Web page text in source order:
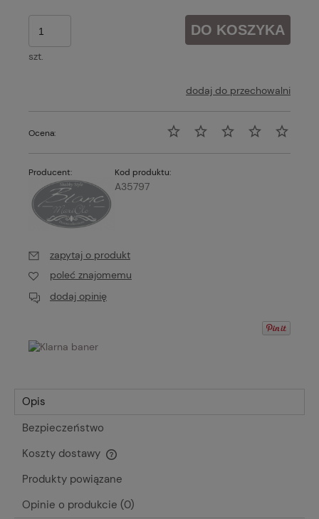
szt.
DO KOSZYKA
dodaj do przechowalni
Ocena:
Producent: Kod produktu:
A35797
zapytaj o produkt
poleć znajomemu
dodaj opinię
Opis
Bezpieczeństwo
Koszty dostawy
Cena nie zawiera ewentualnych kosztów płatności
Produkty powiązane
Opinie o produkcie (0)